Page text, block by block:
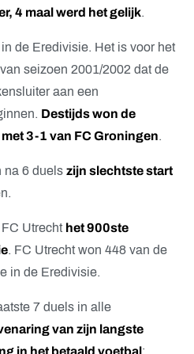
4 maal werd het gelijk.
de Eredivisie. Het is voor het
seizoen 2001/2002 dat de
aan een
Destijds won de
3-1 van FC Groningen.
na 6 duels zijn slechtste start
Utrecht het 900ste
. FC Utrecht won 448 van de
in de Eredivisie.
7 duels in alle
van zijn langste
in het betaald voetbal: